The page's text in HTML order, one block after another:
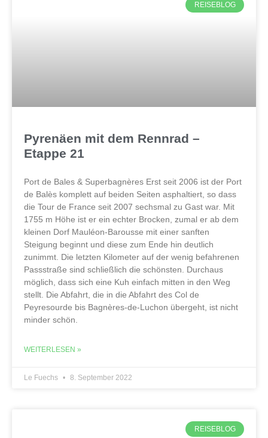
REISEBLOG
Pyrenäen mit dem Rennrad –
Etappe 21
Port de Bales & Superbagnères Erst seit 2006 ist der Port
de Balès komplett auf beiden Seiten asphaltiert, so dass
die Tour de France seit 2007 sechsmal zu Gast war. Mit
1755 m Höhe ist er ein echter Brocken, zumal er ab dem
kleinen Dorf Mauléon-Barousse mit einer sanften
Steigung beginnt und diese zum Ende hin deutlich
zunimmt. Die letzten Kilometer auf der wenig befahrenen
Passstraße sind schließlich die schönsten. Durchaus
möglich, dass sich eine Kuh einfach mitten in den Weg
stellt. Die Abfahrt, die in die Abfahrt des Col de
Peyresourde bis Bagnères-de-Luchon übergeht, ist nicht
minder schön.
WEITERLESEN »
Le Fuechs 8. September 2022
REISEBLOG